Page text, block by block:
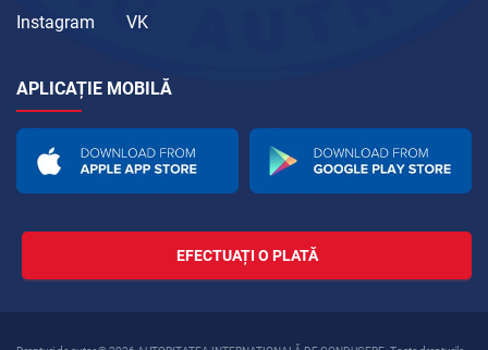
Instagram
VK
APLICAȚIE MOBILĂ
EFECTUAȚI O PLATĂ